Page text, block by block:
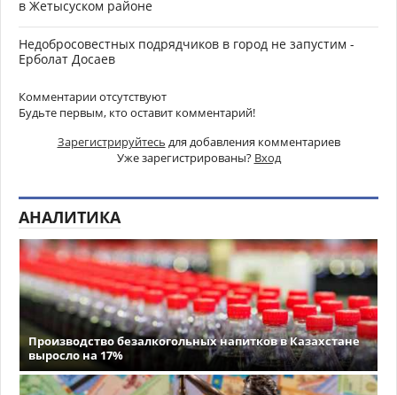
в Жетысуском районе
Недобросовестных подрядчиков в город не запустим -
Ерболат Досаев
Комментарии отсутствуют
Будьте первым, кто оставит комментарий!
Зарегистрируйтесь для добавления комментариев
Уже зарегистрированы? Вход
АНАЛИТИКА
Производство безалкогольных напитков в Казахстане
выросло на 17%